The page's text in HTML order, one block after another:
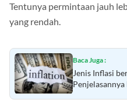
Tentunya permintaan jauh
yang rendah.
Baca Juga :
Jenis Inflasi
Penjelasannya